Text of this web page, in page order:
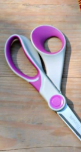
En
avec The
en découler.